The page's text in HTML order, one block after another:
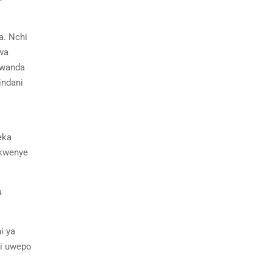
Nchi
ya
uwepo